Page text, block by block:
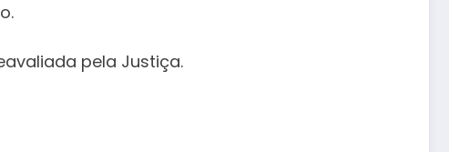
pela Justiça.